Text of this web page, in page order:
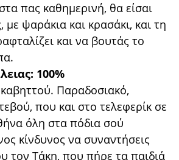
πας καθημερινή, θα είσαι
με ψαράκια και κρασάκι, και τη
και να βουτάς το
100%
Παραδοσιακό,
που και στο τελεφερίκ σε
όλη στα πόδια σού
κίνδυνος να συναντήσεις
τον Τάκη, που πήρε τα παιδιά